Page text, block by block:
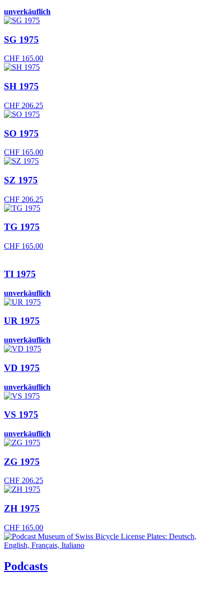
unverkäuflich
SG 1975
CHF 165.00
SH 1975
CHF 206.25
SO 1975
CHF 165.00
SZ 1975
CHF 206.25
TG 1975
CHF 165.00
TI 1975
unverkäuflich
UR 1975
unverkäuflich
VD 1975
unverkäuflich
VS 1975
unverkäuflich
ZG 1975
CHF 206.25
ZH 1975
CHF 165.00
Podcasts